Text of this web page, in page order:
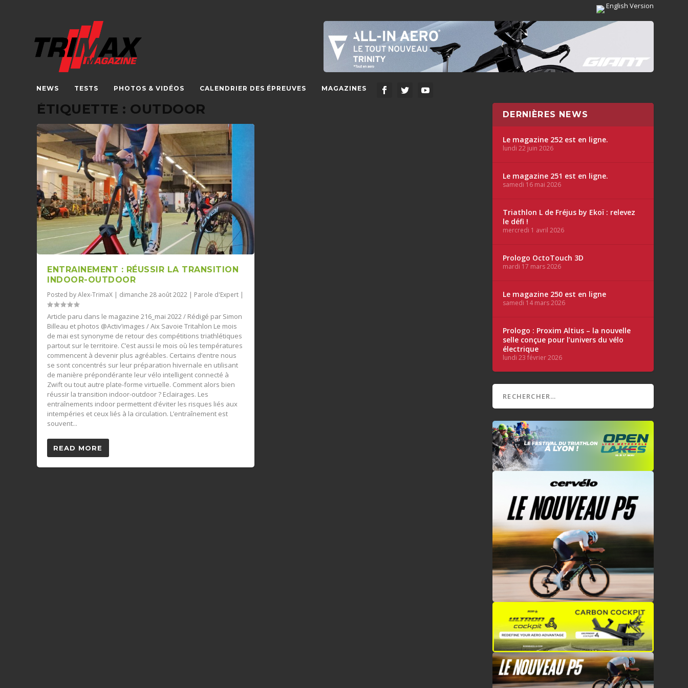
English Version
NEWS TESTS PHOTOS & VIDÉOS CALENDRIER DES ÉPREUVES MAGAZINES
ÉTIQUETTE : OUTDOOR
ENTRAINEMENT : RÉUSSIR LA TRANSITION
INDOOR-OUTDOOR
Posted byAlex-TrimaX | dimanche 28 août 2022 | Parole d'Expert |
Article paru dans le magazine 216_mai 2022 / Rédigé par Simon
Billeau et photos @Activ’images / Aix Savoie Tritahlon Le mois
de mai est synonyme de retour des compétitions triathlétiques
partout sur le territoire. C’est aussi le mois où les températures
commencent à devenir plus agréables. Certains d’entre nous
se sont concentrés sur leur préparation hivernale en utilisant
de manière prépondérante leur vélo intelligent connecté à
Zwift ou tout autre plate-forme virtuelle. Comment alors bien
réussir la transition indoor-outdoor ? Eclairages. Les
entraînements indoor permettent d’éviter les risques liés aux
intempéries et ceux liés à la circulation. L’entraînement est
souvent...
READ MORE
DERNIÈRES NEWS
Le magazine 252 est en ligne.
lundi 22 juin 2026
Le magazine 251 est en ligne.
samedi 16 mai 2026
Triathlon L de Fréjus by Ekoï : relevez
le défi !
mercredi 1 avril 2026
Prologo OctoTouch 3D
mardi 17 mars 2026
Le magazine 250 est en ligne
samedi 14 mars 2026
Prologo : Proxim Altius – la nouvelle
selle conçue pour l’univers du vélo
électrique
lundi 23 février 2026